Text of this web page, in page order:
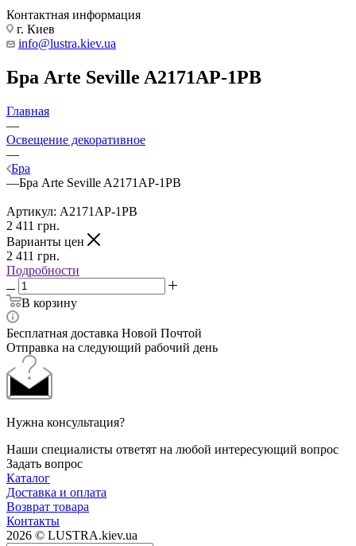
Контактная информация
г. Киев
info@lustra.kiev.ua
Бра Arte Seville A2171AP-1PB
Главная
—
Освещение декоративное
—
Бра
—Бра Arte Seville A2171AP-1PB
Артикул: A2171AP-1PB
2 411 грн.
Варианты цен
2 411 грн.
Подробности
В корзину
Бесплатная доставка Новой Почтой
Отправка на следующий рабочий день
Нужна консультация?
Наши специалисты ответят на любой интересующий вопрос
Задать вопрос
Каталог
Доставка и оплата
Возврат товара
Контакты
2026 © LUSTRA.kiev.ua